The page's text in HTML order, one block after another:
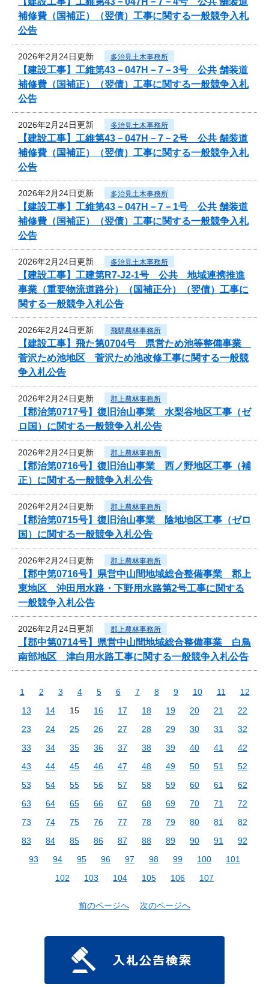
補修費（国補正）（翌債）工事に関する一般競争入札
公告
2026年2月24日更新 多治見土木事務所
【建設工事】工維第43－047H－7－3号 公共 舗装道
補修費（国補正）（翌債）工事に関する一般競争入札
公告
2026年2月24日更新 多治見土木事務所
【建設工事】工維第43－047H－7－2号 公共 舗装道
補修費（国補正）（翌債）工事に関する一般競争入札
公告
2026年2月24日更新 多治見土木事務所
【建設工事】工維第43－047H－7－1号 公共 舗装道
補修費（国補正）（翌債）工事に関する一般競争入札
公告
2026年2月24日更新 多治見土木事務所
【建設工事】工建第R7-J2-1号 公共 地域連携推進
事業（重要物流道路分）（国補正分）（翌債）工事に
関する一般競争入札公告
2026年2月24日更新 飛騨農林事務所
【建設工事】飛た第0704号 県営ため池等整備事業
菅沢ため池地区 菅沢ため池改修工事に関する一般競
争入札公告
2026年2月24日更新 郡上農林事務所
【郡治第0717号】復旧治山事業 水梨谷地区工事（ゼ
ロ国）に関する一般競争入札公告
2026年2月24日更新 郡上農林事務所
【郡治第0716号】復旧治山事業 西ノ野地区工事（補
正）に関する一般競争入札公告
2026年2月24日更新 郡上農林事務所
【郡治第0715号】復旧治山事業 陰地地区工事（ゼロ
国）に関する一般競争入札公告
2026年2月24日更新 郡上農林事務所
【郡中第0716号】県営中山間地域総合整備事業 郡上
東地区 沖田用水路・下野用水路第2号工事に関する
一般競争入札公告
2026年2月24日更新 郡上農林事務所
【郡中第0714号】県営中山間地域総合整備事業 白鳥
南部地区 津白用水路工事に関する一般競争入札公告
1 2 3 4 5 6 7 8 9 10 11
12
13
14 15 16 17 18 19 20 21
22
23
24 25 26 27 28 29 30 31
32
33
34 35 36 37 38 39 40 41
42
43
44 45 46 47 48 49 50 51
52
53
54 55 56 57 58 59 60 61
62
63
64 65 66 67 68 69 70 71
72
73
74 75 76 77 78 79 80 81
82
83
84 85 86 87 88 89 90 91
92
93
94 95 96 97 98 99 100
101
102
103 104 105 106 107
前のページへ 次のページへ